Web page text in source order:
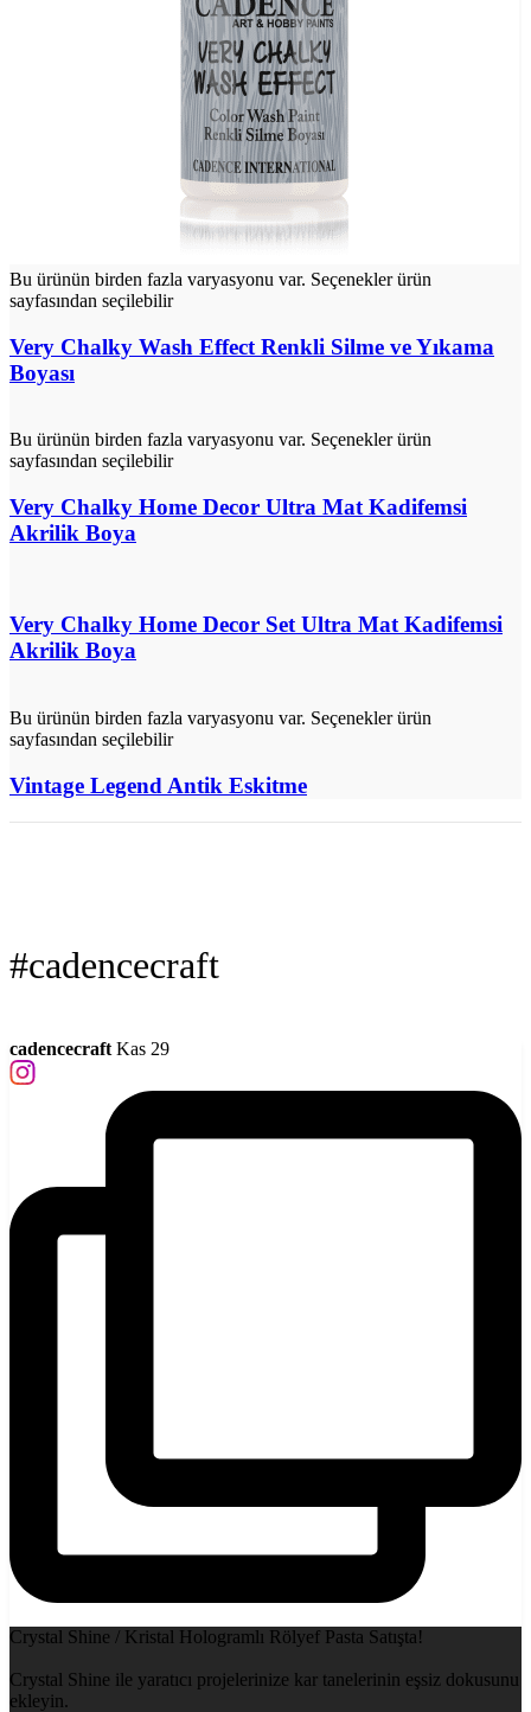
Bu ürünün birden fazla varyasyonu var. Seçenekler ürün
sayfasından seçilebilir
Very Chalky Wash Effect Renkli Silme ve Yıkama
Boyası
Bu ürünün birden fazla varyasyonu var. Seçenekler ürün
sayfasından seçilebilir
Very Chalky Home Decor Ultra Mat Kadifemsi
Akrilik Boya
Very Chalky Home Decor Set Ultra Mat Kadifemsi
Akrilik Boya
Bu ürünün birden fazla varyasyonu var. Seçenekler ürün
sayfasından seçilebilir
Vintage Legend Antik Eskitme
#cadencecraft
cadencecraft Kas 29
Crystal Shine / Kristal Hologramlı Rölyef Pasta Satışta!
Crystal Shine ile yaratıcı projelerinize kar tanelerinin eşsiz dokusunu
ekleyin.